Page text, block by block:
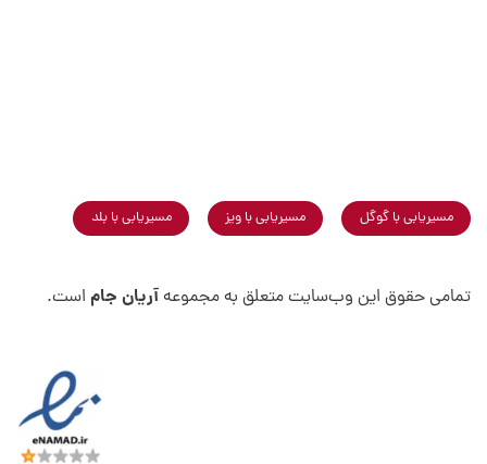
مسیریابی با گوگل مسیریابی با ویز مسیریابی با بلد
تمامی حقوق این وب‌سایت متعلق به مجموعهآریان جام است.